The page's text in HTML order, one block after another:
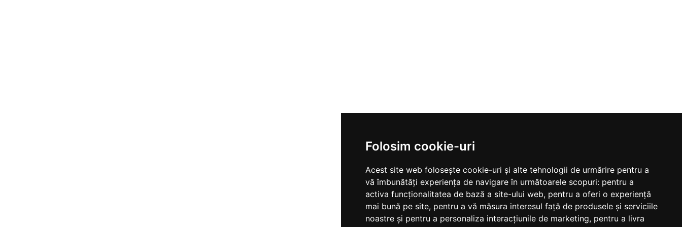
Folosim cookie-uri
Acest site web folosește cookie-uri și alte tehnologii de urmărire pentru a
vă îmbunătăți experiența de navigare în următoarele scopuri: pentru a
activa funcționalitatea de bază a site-ului web, pentru a oferi o experiență
mai bună pe site, pentru a vă măsura interesul față de produsele și serviciile
noastre și pentru a personaliza interacțiunile de marketing, pentru a livra